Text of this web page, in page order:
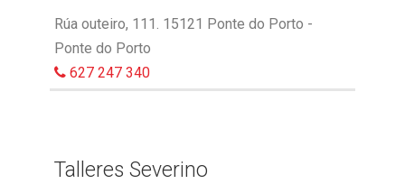
Rúa outeiro, 111. 15121 Ponte do Porto -
Ponte do Porto
627 247 340
Talleres Severino